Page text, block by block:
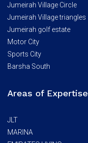
Jumeirah Village Circle
Jumeirah Village triangles
Jumeirah golf estate
Motor City
Sports City
Barsha South
Areas of Expertise
JLT
MARINA